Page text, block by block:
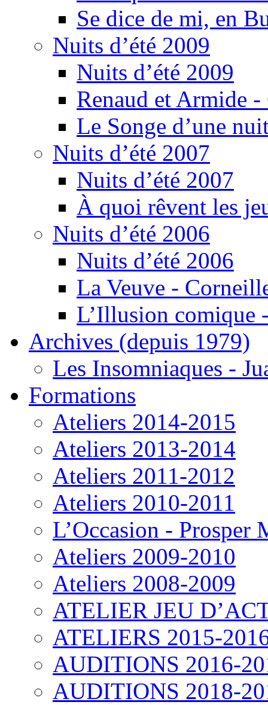
Se dice de mi, en
Nuits d’été 2009
Nuits d’été 2009
Renaud et Armide -
Le Songe d’une
Nuits d’été 2007
Nuits d’été 2007
À quoi rêvent les
Nuits d’été 2006
Nuits d’été 2006
La Veuve -
L’Illusion comique
Archives (depuis 1979)
Les Insomniaques -
Formations
Ateliers 2014-2015
Ateliers 2013-2014
Ateliers 2011-2012
Ateliers 2010-2011
L’Occasion - Prosper
Ateliers 2009-2010
Ateliers 2008-2009
ATELIER JEU
ATELIERS 2015-
AUDITIONS 2016-
AUDITIONS 2018-